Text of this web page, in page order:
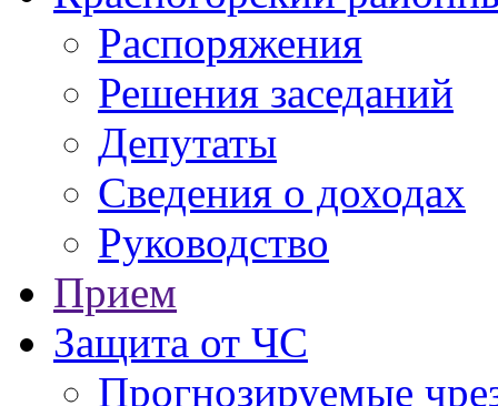
Распоряжения
Решения заседаний
Депутаты
Сведения о доходах
Руководство
Прием
Защита от ЧС
Прогнозируемые